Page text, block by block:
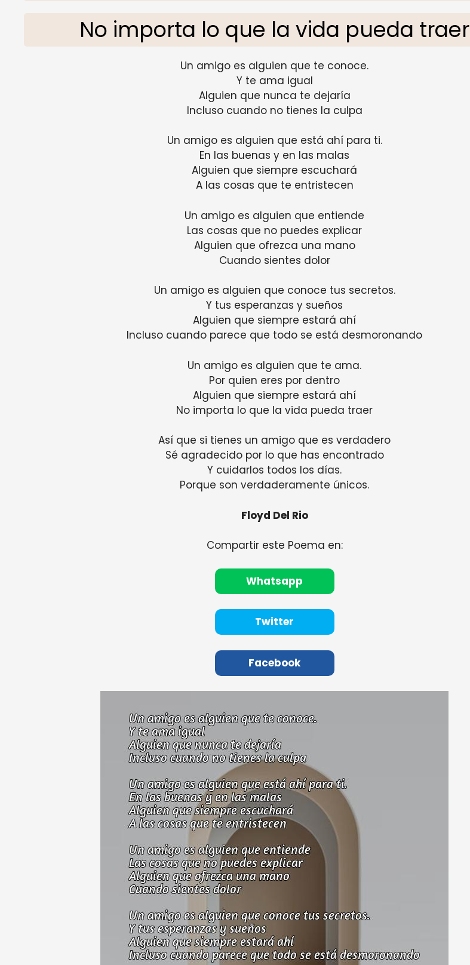
No importa lo que la vida pueda traer
Un amigo es alguien que te conoce.
Y te ama igual
Alguien que nunca te dejaría
Incluso cuando no tienes la culpa
Un amigo es alguien que está ahí para ti.
En las buenas y en las malas
Alguien que siempre escuchará
A las cosas que te entristecen
Un amigo es alguien que entiende
Las cosas que no puedes explicar
Alguien que ofrezca una mano
Cuando sientes dolor
Un amigo es alguien que conoce tus secretos.
Y tus esperanzas y sueños
Alguien que siempre estará ahí
Incluso cuando parece que todo se está desmoronando
Un amigo es alguien que te ama.
Por quien eres por dentro
Alguien que siempre estará ahí
No importa lo que la vida pueda traer
Así que si tienes un amigo que es verdadero
Sé agradecido por lo que has encontrado
Y cuidarlos todos los días.
Porque son verdaderamente únicos.
Floyd Del Rio
Compartir este Poema en:
Whatsapp
Twitter
Facebook